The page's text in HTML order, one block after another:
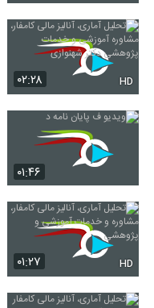
۰۲:۲۸ HD
۰۱:۴۶
۰۱:۲۷ HD